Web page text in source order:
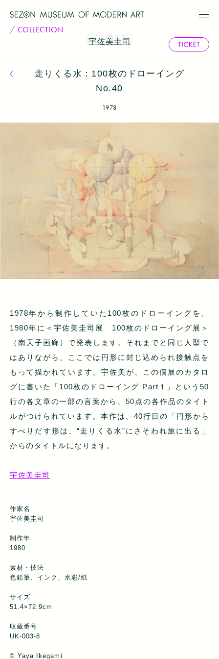
COLLECTION
宇佐美圭司
コレクション一覧へ戻る
走りくる水：100枚のドローイング
No.40
1978
1978年から制作していた100枚のドローイングを、
1980年に＜宇佐美圭司展 100枚のドローイング展＞
（南天子画廊）で発表します。それまでと同じ人型で
はありながら、ここでは円形に封じ込められ接触点を
もって描かれています。宇佐美が、この個展のカタロ
グに書いた「100枚のドローイング Part１」という50
行の各文章の一部の言葉から、50点の各作品のタイト
ルがつけられています。本作は、40行目の「円形から
すべりだす形は、“走りくる水”にさそわれ旅に出る」
からのタイトルになります。
宇佐美圭司
作家名
宇佐美圭司
制作年
1980
素材・技法
色鉛筆、インク、水彩/紙
サイズ
51.4×72.9cm
収蔵番号
UK-003-8
© Yaya Ikegami